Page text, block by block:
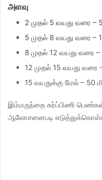
அளவு
2 முதல் 5 வயது வரை – 5
5 முதல் 8 வயது வரை –
8 முதல் 12 வயது வரை –
12 முதல் 15 வயது வரை
15 வயதுக்கு மேல் – 50
இம்மருந்தை கர்ப்பிணி
ஆலோசனைபடி